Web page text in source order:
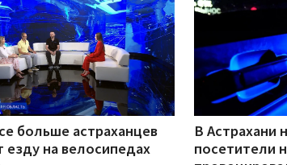
больше астраханцев
езду на велосипедах
В Астрахани
посетители